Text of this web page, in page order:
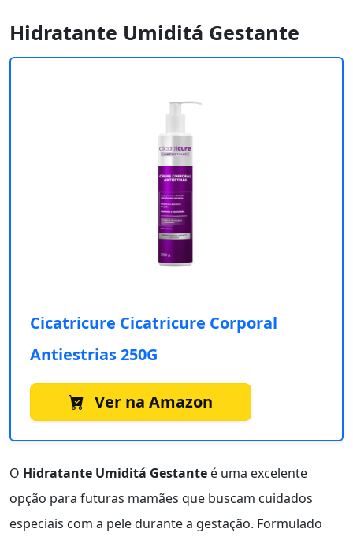
Hidratante Umiditá Gestante
Cicatricure Cicatricure Corporal
Antiestrias 250G
Ver na Amazon
O Hidratante Umiditá Gestante é uma excelente
opção para futuras mamães que buscam cuidados
especiais com a pele durante a gestação. Formulado